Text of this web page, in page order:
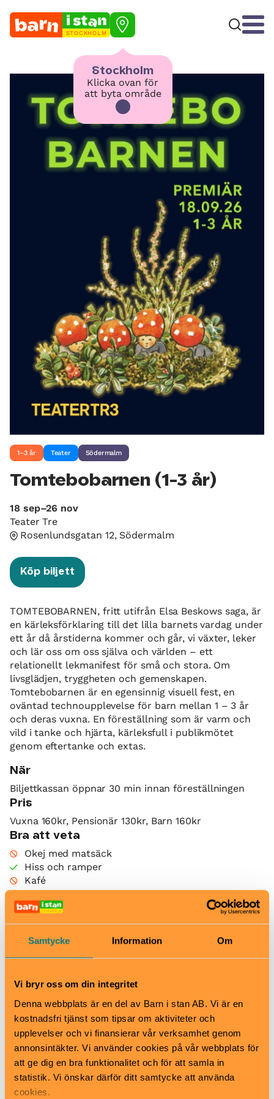
Samtycke Information Om
Vi bryr oss om din integritet
Denna webbplats är en del av Barn i stan AB. Vi är en
kostnadsfri tjänst som tipsar om aktiviteter och
upplevelser och vi finansierar vår verksamhet genom
annonsintäkter. Vi använder cookies på vår webbplats för
att ge dig en bra funktionalitet och för att samla in
statistik. Vi önskar därför ditt samtycke att använda
cookies.
STOCKHOLM
Stockholm
Klicka ovan för
att byta område
1–3 år Teater Södermalm
Tomtebobarnen (1-3 år)
18 sep–26 nov
Teater Tre
Rosenlundsgatan 12, Södermalm
Köp biljett
TOMTEBOBARNEN, fritt utifrån Elsa Beskows saga, är
en kärleksförklaring till det lilla barnets vardag under
ett år då årstiderna kommer och går, vi växter, leker
och lär oss om oss själva och världen – ett
relationellt lekmanifest för små och stora. Om
livsglädjen, tryggheten och gemenskapen.
Tomtebobarnen är en egensinnig visuell fest, en
oväntad technoupplevelse för barn mellan 1 – 3 år
och deras vuxna. En föreställning som är varm och
vild i tanke och hjärta, kärleksfull i publikmötet
genom eftertanke och extas.
När
Biljettkassan öppnar 30 min innan föreställningen
Pris
Vuxna 160kr, Pensionär 130kr, Barn 160kr
Bra att veta
Okej med matsäck
Hiss och ramper
Kafé
Restaurang
Skötbord
Hitta hit
Teater Tre ligger på Rosenlundsgatan 12, precis runt
Närmsta busshållplats är Rosenlundsgatan. Närmsta
Rosenlundsgatan.
Teater Tre
Rosenlundsgatan 12, Södermalm
www.teatertre.se